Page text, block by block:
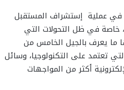
في عملية إستشراف المستقبل
خاصة في ظل التحولات التي
ما يعرف بالجيل الخامس من
تعتمد على التكنولوجيا، وسائل
أكثر من المواجهات